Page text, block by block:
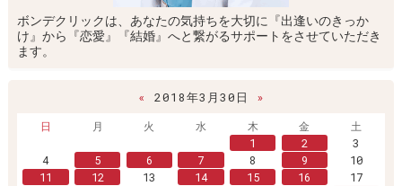
ボンデクリックは、あなたの気持ちを大切に『出逢いのきっか
け』から『恋愛』『結婚』へと繋がるサポートをさせていただき
ます。
« 2018年3月30日
»
日
月 火 水 木 金
土
1
2
3
4
5 6 7 8 9
10
11
12 13 14 15 16
17